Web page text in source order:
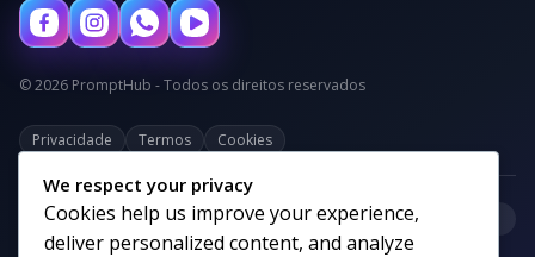
© 2026 PromptHub - Todos os direitos reservados
Privacidade Termos Cookies
Categorias
We respect your privacy
Cookies help us improve your experience,
deliver personalized content, and analyze